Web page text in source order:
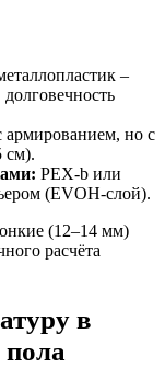
–
армированием, но с
см).
PEX-b или
(EVOH-слой).
(12–14 мм)
расчёта
в
пола